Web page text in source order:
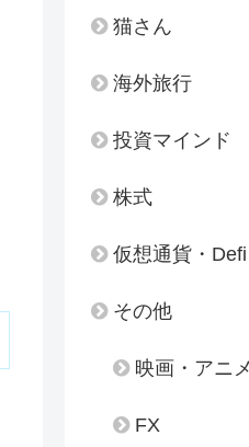
猫さん
海外旅行
投資マインド
株式
仮想通貨・
その他
映画・アニ
FX